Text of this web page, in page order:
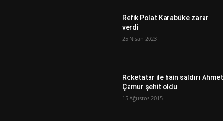
Refik Polat Karabük’e zarar
verdi
25 Nisan 2023
Roketatar ile hain saldırı Ahmet
Çamur şehit oldu
15 Ağustos 2015